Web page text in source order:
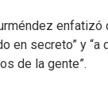
enfatizó
en secreto” y
de la gente”.